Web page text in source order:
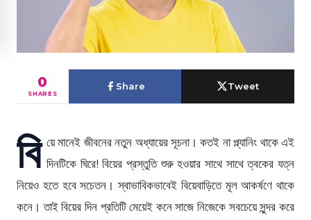
0
SHARES
Share Tweet
বি য়ে মানেই জীবনের নতুন অধ্যায়ের সূচনা। কতই না প্ল্যানিং থাকে এই
দিনটিকে ঘিরে! বিয়ের প্রস্তুতি শুরু হওয়ার সাথে সাথে ত্বকের যত্ন
নিয়েও হতে হবে সচেতন। স্বাভাবিকভাবেই বিয়েবাড়িতে মূল আকর্ষণে থাকে
কনে। তাই বিয়ের দিন প্রতিটি মেয়েই কনে সাজে নিজেকে সবচেয়ে সুন্দর করে